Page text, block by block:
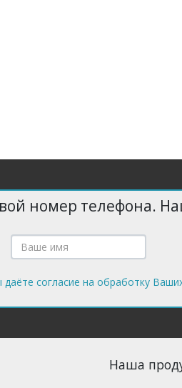
номер телефона.
согласие на обработку
Наша